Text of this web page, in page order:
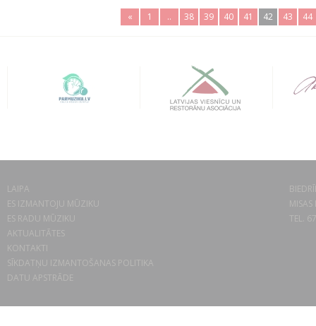
« 1 .. 38 39 40 41 42 43 44
LAIPA
ES IZMANTOJU MŪZIKU
ES RADU MŪZIKU
AKTUALITĀTES
KONTAKTI
SĪKDATŅU IZMANTOŠANAS POLITIKA
DATU APSTRĀDE
TEL.